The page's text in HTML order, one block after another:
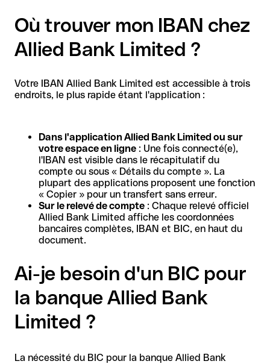
Où trouver mon IBAN chez
Allied Bank Limited ?
Votre IBAN Allied Bank Limited est accessible à trois
endroits, le plus rapide étant l'application :
Dans l'application Allied Bank Limited ou sur
votre espace en ligne : Une fois connecté(e),
l'IBAN est visible dans le récapitulatif du
compte ou sous « Détails du compte ». La
plupart des applications proposent une fonction
« Copier » pour un transfert sans erreur.
Sur le relevé de compte : Chaque relevé officiel
Allied Bank Limited affiche les coordonnées
bancaires complètes, IBAN et BIC, en haut du
document.
Ai-je besoin d'un BIC pour
la banque Allied Bank
Limited ?
La nécessité du BIC pour la banque Allied Bank